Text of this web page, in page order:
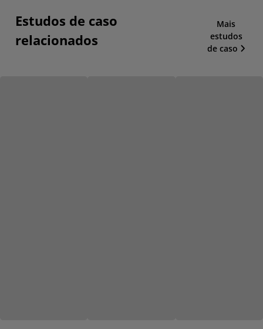
Estudos de caso
relacionados
Mais
estudos
de caso